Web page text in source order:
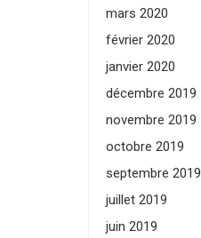
mars 2020
février 2020
janvier 2020
décembre 2019
novembre 2019
octobre 2019
septembre 2019
juillet 2019
juin 2019